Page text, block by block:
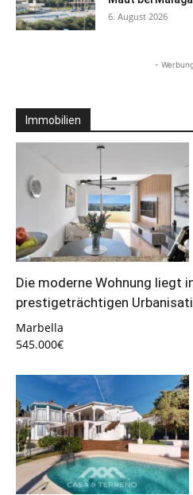
6. August 2026
-
Immobilien
Die moderne Wohnung liegt
prestigeträchtigen
Marbella
545.000€